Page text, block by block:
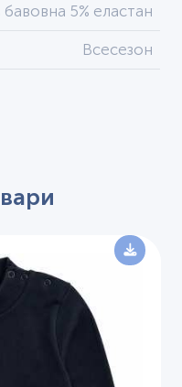
бавовна 5% еластан
Всесезон